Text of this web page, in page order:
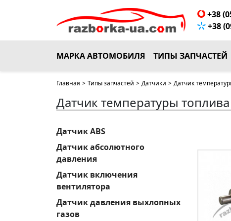
+38
+38
МАРКА АВТОМОБИЛЯ ТИПЫ ЗАПЧАСТЕЙ
Главная > Типы запчастей > Датчики > Датчик
Датчик температуры топлива
Датчик ABS
Датчик абсолютного
давления
Датчик включения
вентилятора
Датчик давления выхлопных
газов